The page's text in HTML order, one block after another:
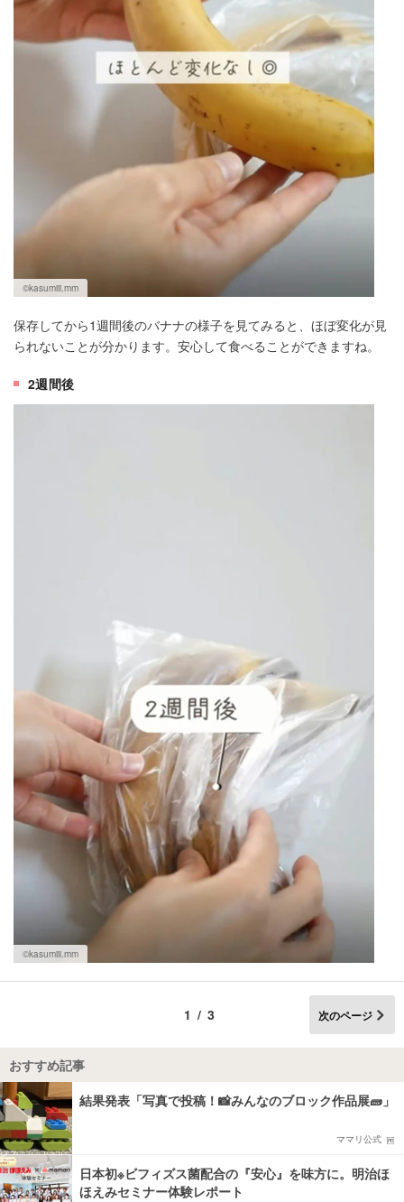
©kasumiii.mm
保存してから1週間後のバナナの様子を見てみると、ほぼ変化が見
られないことが分かります。安心して食べることができますね。
2週間後
©kasumiii.mm
1/3 次のページ
おすすめ記事
結果発表「写真で投稿！📸みんなのブロック作品展🧱」
ママリ公式
日本初※ビフィズス菌配合の『安心』を味方に。明治ほ
ほえみセミナー体験レポート